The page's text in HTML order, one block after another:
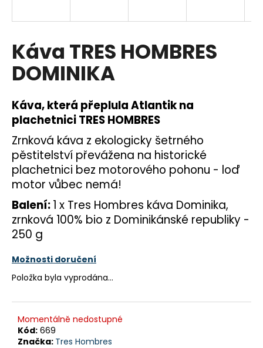
Káva TRES HOMBRES
DOMINIKA
Káva, která přeplula Atlantik na
plachetnici TRES HOMBRES
Zrnková káva z ekologicky šetrného
pěstitelství převážena na historické
plachetnici bez motorového pohonu - loď
motor vůbec nemá!
Balení:1 x Tres Hombres káva Dominika,
zrnková 100% bio z Dominikánské republiky -
250 g
Možnosti doručení
Položka byla vyprodána…
Momentálně nedostupné
Kód: 669
Značka: Tres Hombres
í
t
?
HLEDAT
D
o
p
o
r
č
u
e
m
e